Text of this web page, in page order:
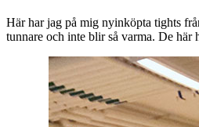
Här har jag på mig nyinköpta tights
tunnare och inte blir så varma. De här